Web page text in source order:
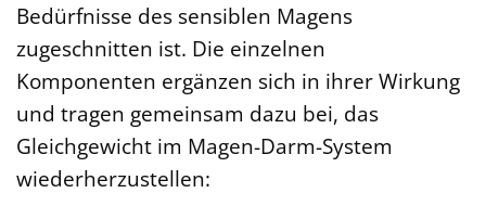
Bedürfnisse des sensiblen Magens
zugeschnitten ist. Die einzelnen
Komponenten ergänzen sich in ihrer Wirkung
und tragen gemeinsam dazu bei, das
Gleichgewicht im Magen-Darm-System
wiederherzustellen: